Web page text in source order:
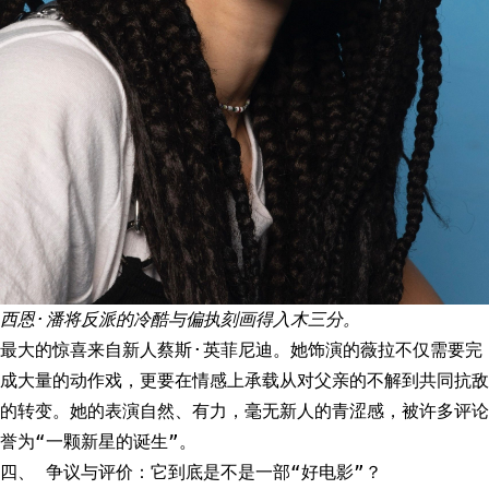
西恩·潘将反派的冷酷与偏执刻画得入木三分。
最大的惊喜来自新人蔡斯·英菲尼迪。她饰演的薇拉不仅需要完
成大量的动作戏，更要在情感上承载从对父亲的不解到共同抗敌
的转变。她的表演自然、有力，毫无新人的青涩感，被许多评论
誉为“一颗新星的诞生”。
四、 争议与评价：它到底是不是一部“好电影”？